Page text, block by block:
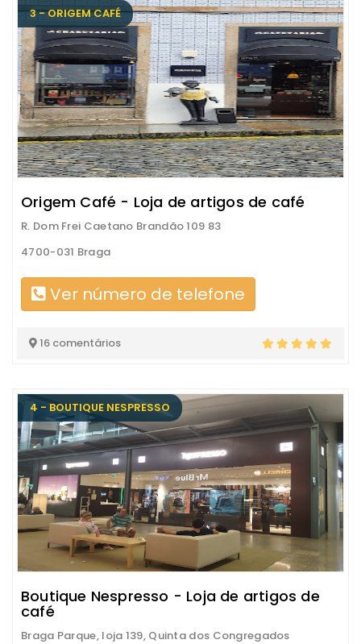
3 - ORIGEM CAFÉ
Origem Café - Loja de artigos de café
R. Dom Frei Caetano Brandão 109 83
4700-031 Braga
Ver número de telefone
16 comentários
4 - BOUTIQUE NESPRESSO
Boutique Nespresso - Loja de artigos de
café
Braga Parque, loja 139, Quinta dos Congregados